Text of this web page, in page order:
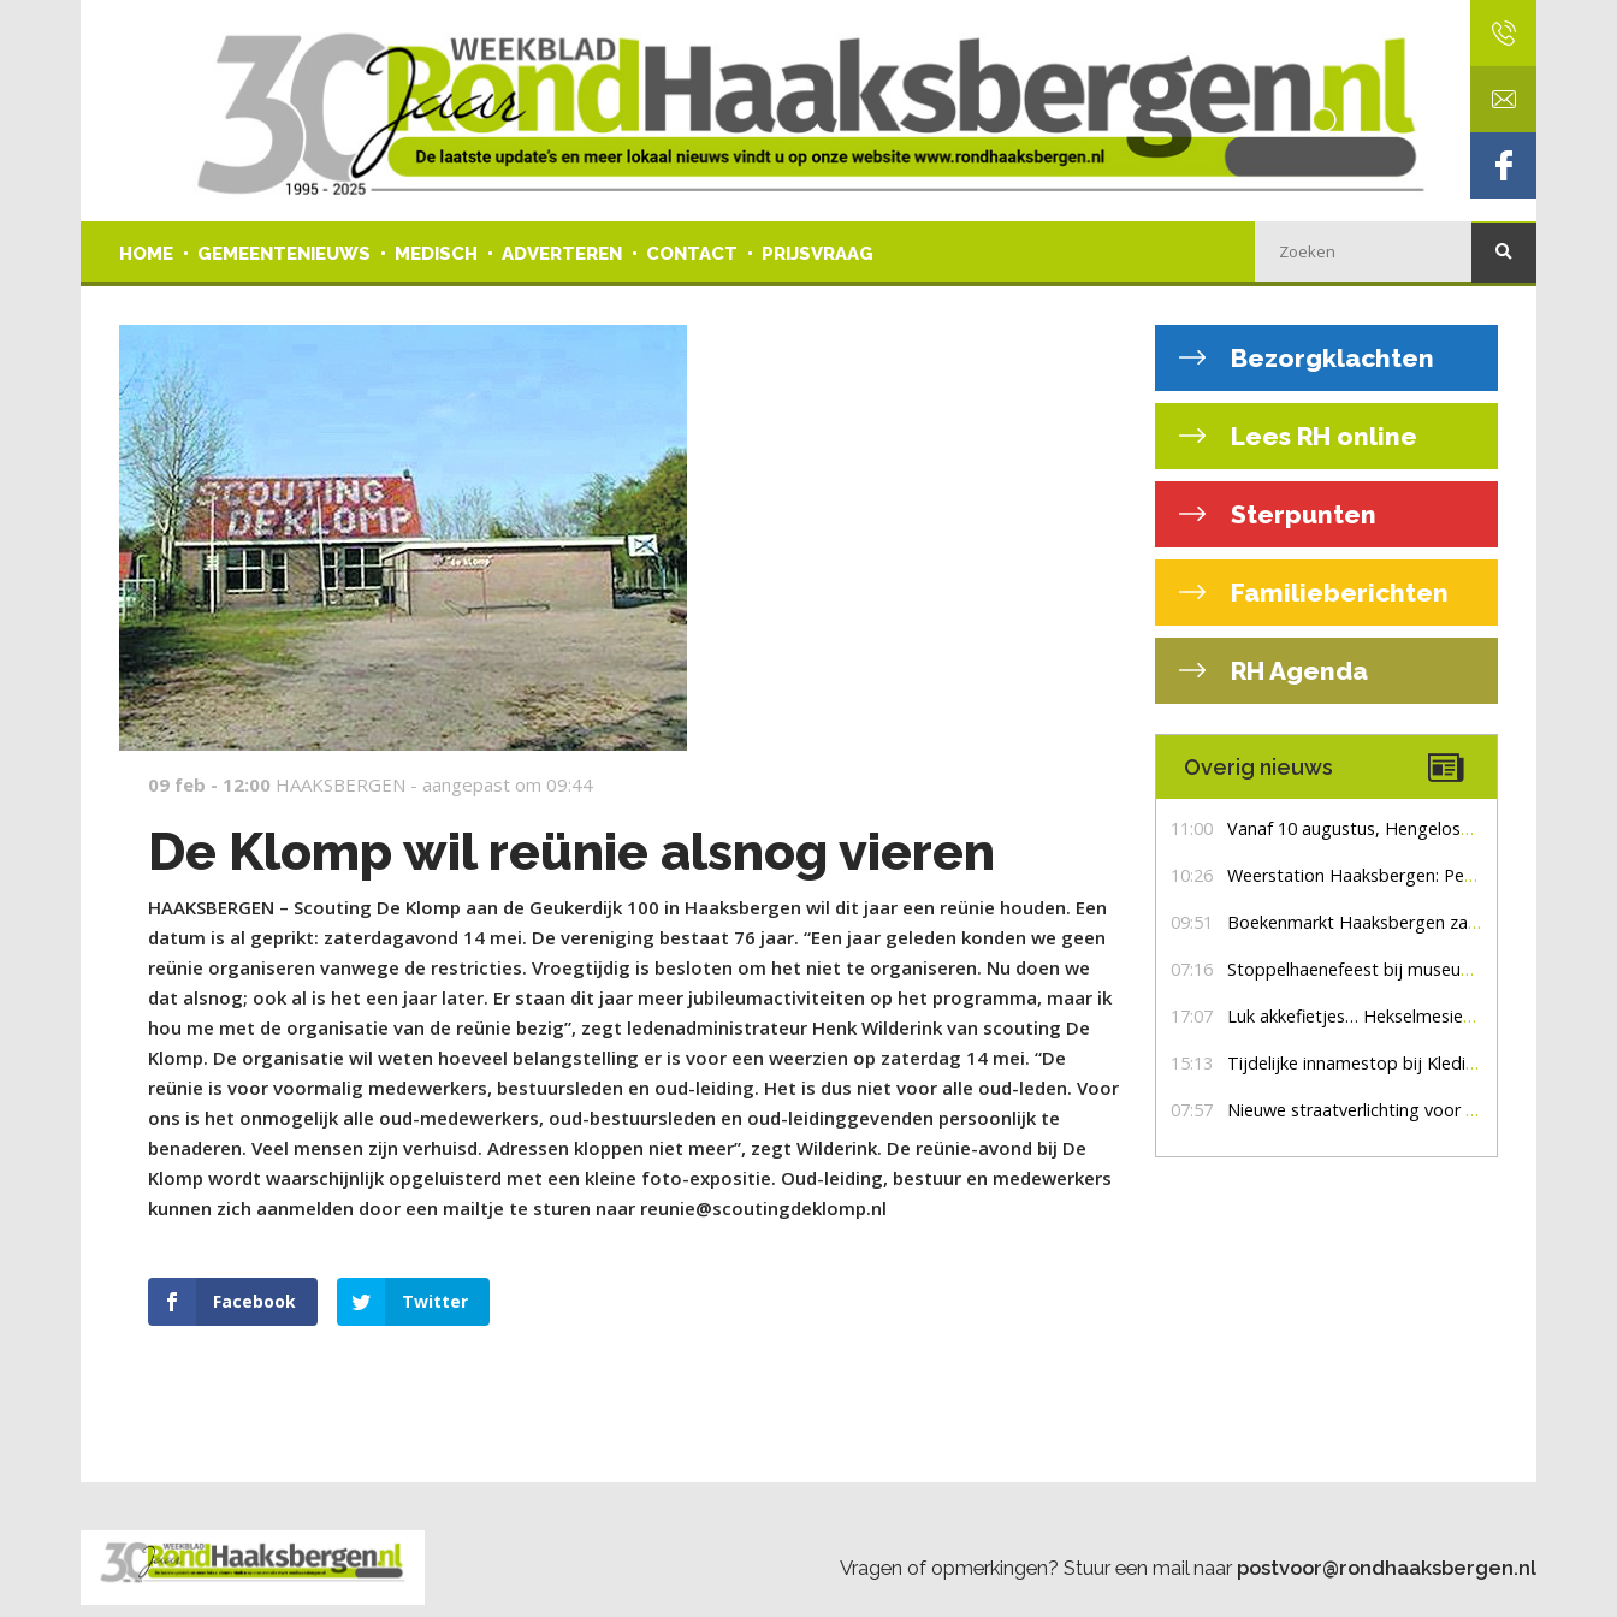
HOME GEMEENTENIEUWS MEDISCH ADVERTEREN CONTACT PRIJSVRAAG
09 feb - 12:00 HAAKSBERGEN - aangepast om 09:44
De Klomp wil reünie alsnog vieren
HAAKSBERGEN – Scouting De Klomp aan de Geukerdijk 100 in Haaksbergen wil dit jaar een reünie houden. Een
datum is al geprikt: zaterdagavond 14 mei. De vereniging bestaat 76 jaar. “Een jaar geleden konden we geen
reünie organiseren vanwege de restricties. Vroegtijdig is besloten om het niet te organiseren. Nu doen we
dat alsnog; ook al is het een jaar later. Er staan dit jaar meer jubileumactiviteiten op het programma, maar ik
hou me met de organisatie van de reünie bezig”, zegt ledenadministrateur Henk Wilderink van scouting De
Klomp. De organisatie wil weten hoeveel belangstelling er is voor een weerzien op zaterdag 14 mei. “De
reünie is voor voormalig medewerkers, bestuursleden en oud-leiding. Het is dus niet voor alle oud-leden. Voor
ons is het onmogelijk alle oud-medewerkers, oud-bestuursleden en oud-leidinggevenden persoonlijk te
benaderen. Veel mensen zijn verhuisd. Adressen kloppen niet meer”, zegt Wilderink. De reünie-avond bij De
Klomp wordt waarschijnlijk opgeluisterd met een kleine foto-expositie. Oud-leiding, bestuur en medewerkers
kunnen zich aanmelden door een mailtje te sturen naar reunie@scoutingdeklomp.nl
Facebook Twitter
Bezorgklachten
Lees RH online
Sterpunten
Familieberichten
RH Agenda
Overig nieuws
11:00 Vanaf 10 augustus, Hengelosestraat drie weken dicht voor doorgaand verkeer
10:26 Weerstation Haaksbergen: Perioden met zon en droog
09:51 Boekenmarkt Haaksbergen zaterdag 8 augustus, marktplein Haaksbergen
07:16 Stoppelhaenefeest bij museum De Lebbenbrugge
17:07 Luk akkefietjes… HekselmesienHarry
15:13 Tijdelijke innamestop bij Kledingbank Stefania
07:57 Nieuwe straatverlichting voor De Veldmaat en De Pas
Vragen of opmerkingen? Stuur een mail naar postvoor@rondhaaksbergen.nl